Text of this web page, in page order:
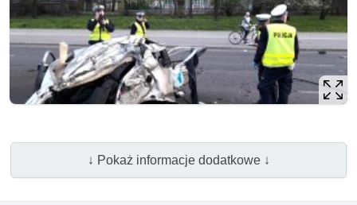
↓ Pokaż informacje dodatkowe ↓